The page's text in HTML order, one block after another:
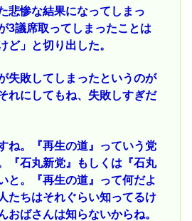
悲惨な結果になってしまっ
3議席取ってしまったことは
ど」と切り出した。
失敗してしまったというのが
れにしてもね、失敗しすぎだ
ね。『再生の道』っていう党
『石丸新党』もしくは『石丸
と。『再生の道』って何だよ
たちはそれぐらい知ってるけ
おばさんは知らないからね。